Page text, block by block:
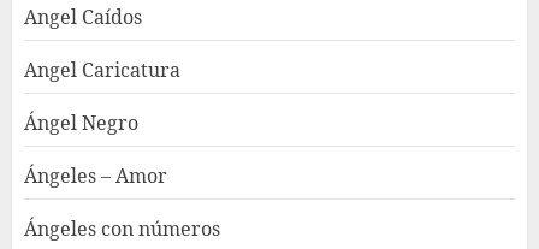
Angel Caídos
Angel Caricatura
Ángel Negro
Ángeles – Amor
Ángeles con números